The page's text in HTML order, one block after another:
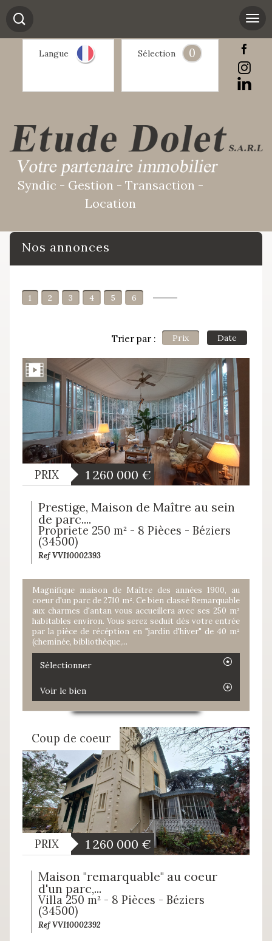
Langue Sélection 0
Syndic - Gestion - Transaction -
Location
Nos annonces
1 2 3 4 5 6
Trier par : Prix Date
PRIX 1 260 000 €
Prestige, Maison de Maître au sein
de parc....
Propriete 250 m² - 8 Pièces - Béziers
(34500)
Ref VVI10002393
Magnifique maison de Maître des années 1900, au
coeur d'un parc de 2710 m². Ce bien classé Remarquable
aux charmes d'antan vous accueillera avec ses 250 m²
habitables environ. Vous serez seduit dès votre entrée
par la pièce de récéption en "jardin d'hiver" de 40 m²
(cheminée, bibliothèque,...
Sélectionner
Voir le bien
Coup de coeur
PRIX 1 260 000 €
Maison "remarquable" au coeur
d'un parc,...
Villa 250 m² - 8 Pièces - Béziers
(34500)
Ref VVI10002392